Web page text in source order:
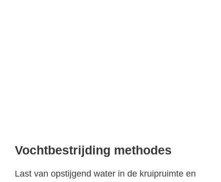
Vochtbestrijding methodes
Last van opstijgend water in de kruipruimte en